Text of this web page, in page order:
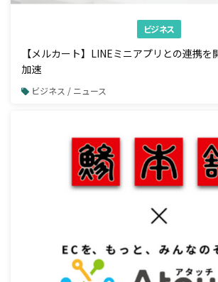
ビジネス
【メルカート】LINEミニアプリとの連携を
加速
ビジネス / ニュース